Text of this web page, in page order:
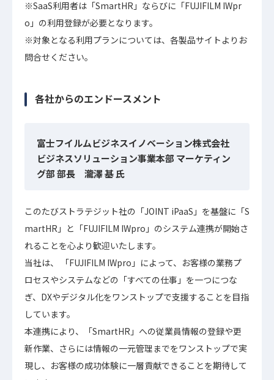
※SaaS利用者は「SmartHR」ならびに「FUJIFILM IWpr
o」の利用登録が必要となります。
※対象となる利用プランについては、各製品サイトよりお
問合せください。
各社からのエンドースメント
富士フイルムビジネスイノベーション株式会社
ビジネスソリューション事業本部 マーケティン
グ部 部長 瀧澤 基 氏
このたびストラテジット社の「JOINT iPaaS」を基盤に「S
martHR」と「FUJIFILM IWpro」のシステム連携が開始さ
れることを心より歓迎いたします。
当社は、 「FUJIFILM IWpro」によって、お客様の業務プ
ロセスやシステムなどの「すべての仕事」を一つにつな
ぎ、DXやデジタル化をワンストップで⽀援することを⽬指
しています。
本連携により、「SmartHR」への従業員情報の登録や更
新作業、さらには情報の一元管理までをワンストップで実
現し、お客様の成功体験に一層貢献できることを期待して